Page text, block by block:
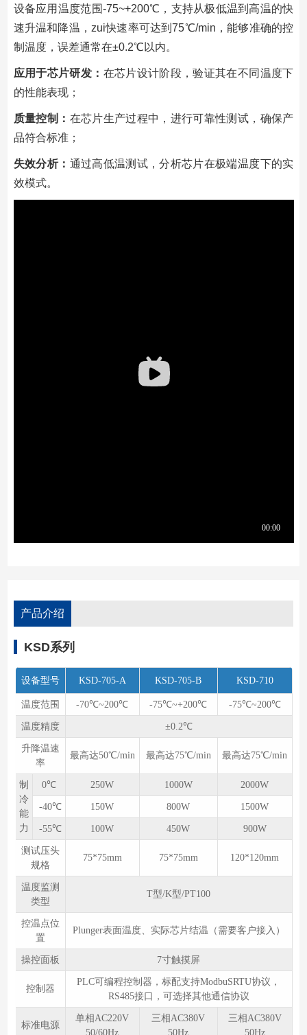
设备应⽤温度范围-75~+200℃，⽀持从极低温到⾼温的快
速升温和降温，zui快速率可达到75℃/min，能够准确的控
制温度，误差通常在±0.2℃以内。
应⽤于芯⽚研发： 在芯⽚设计阶段，验证其在不同温度下
的性能表现；
质量控制： 在芯⽚⽣产过程中，进⾏可靠性测试，确保产
品符合标准；
失效分析： 通过⾼低温测试，分析芯⽚在极端温度下的实
效模式。
产品介绍
KSD系列
设备型号 KSD-705-A KSD-705-B KSD-710
温度范围 -70℃~200℃ -75℃~+200℃ -75℃~200℃
温度精度 ±0.2℃
升降温速
率
最高达50℃/min 最高达75℃/min 最高达75℃/min
制
冷
能
力
0℃ 250W 1000W 2000W
-40℃ 150W 800W 1500W
-55℃ 100W 450W 900W
测试压头
规格
75*75mm 75*75mm 120*120mm
温度监测
类型
T型/K型/PT100
控温点位
置
Plunger表面温度、实际芯片结温（需要客户接入）
操控⾯板 7寸触摸屏
控制器
PLC可编程控制器，标配支持ModbuSRTU协议，
RS485接口，可选择其他通信协议
标准电源
单相AC220V
50/60Hz
三相AC380V
50Hz
三相AC380V
50Hz